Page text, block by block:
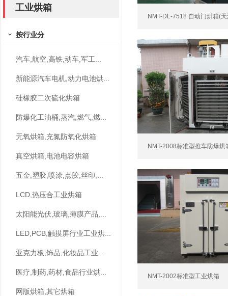
工业烘箱
按行业分
汽车,航空,高铁,动车,军工...
新能源汽车电机,动力电池烘...
硅橡胶二次硫化烘箱
防爆化工油桶,蒸汽,燃气,燃...
无氧烘箱,充氮防氧化烘箱
真空烘箱,电池电容烘箱
五金,塑胶,喷涂,点胶,丝印,...
LCD,热压合工业烘箱
太阳能光伏,玻璃,薄膜产品,...
LED,PCB,触摸屏行业工业烘...
亚克力板,饰品,化妆品工业...
医疗,制药,药材,食品行业烘...
网版烘箱,其它烘箱
NMT-DL-7518 自动门烘箱(
NMT-2008标准型推车防爆烘
NMT-2002标准型工业烘箱